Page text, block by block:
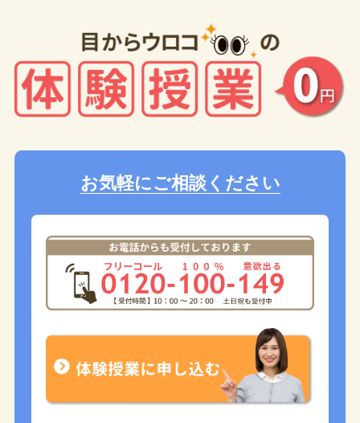
お気軽にご相談ください